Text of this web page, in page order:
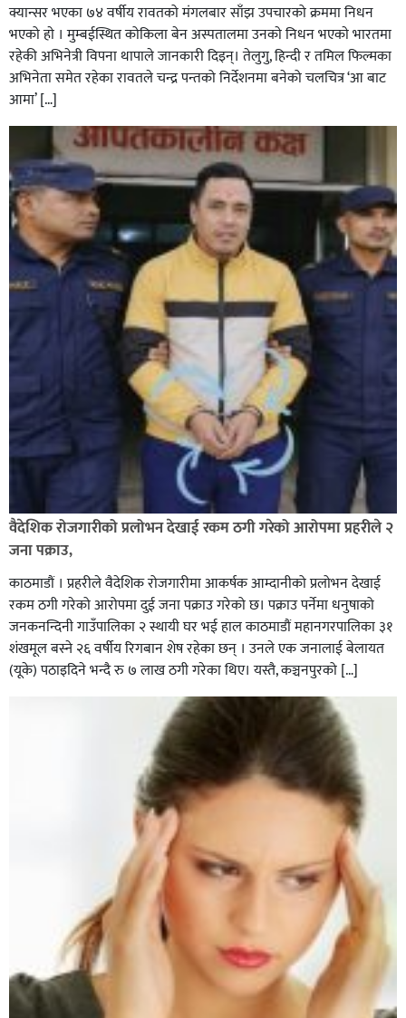
ग्यास अभाव हटाउन सरकारलाई घोराही बनाऔँ अभियानको
सुझाव : ग्यास खरिद कार्ड प्रणालीको आवश्यकता सबिन प्रियासन
क्यान्सर भएका ७४ वर्षीय रावतको मंगलबार साँझ उपचारको क्रममा निधन
भएको हाे । मुम्बईस्थित कोकिला बेन अस्पतालमा उनकाे निधन भएकाे भारतमा
रहेकी अभिनेत्री विपना थापाले जानकारी दिइन्। तेलुगु, हिन्दी र तमिल फिल्मका
अभिनेता समेत रहेका रावतले चन्द्र पन्तको निर्देशनमा बनेको चलचित्र ‘आ बाट
आमा’ […]
वैदेशिक रोजगारीको प्रलोभन देखाई रकम ठगी गरेको आरोपमा प्रहरीले २
जना पक्राउ,
काठमाडौं । प्रहरीले वैदेशिक रोजगारीमा आकर्षक आम्दानीको प्रलोभन देखाई
रकम ठगी गरेको आरोपमा दुई जना पक्राउ गरेको छ। पक्राउ पर्नेमा धनुषाको
जनकनन्दिनी गाउँपालिका २ स्थायी घर भई हाल काठमाडौं महानगरपालिका ३१
शंखमूल बस्ने २६ वर्षीय रिगबान शेष रहेका छन् । उनले एक जनालाई बेलायत
(यूके) पठाइदिने भन्दै रु ७ लाख ठगी गरेका थिए। यस्तै, कञ्चनपुरको […]